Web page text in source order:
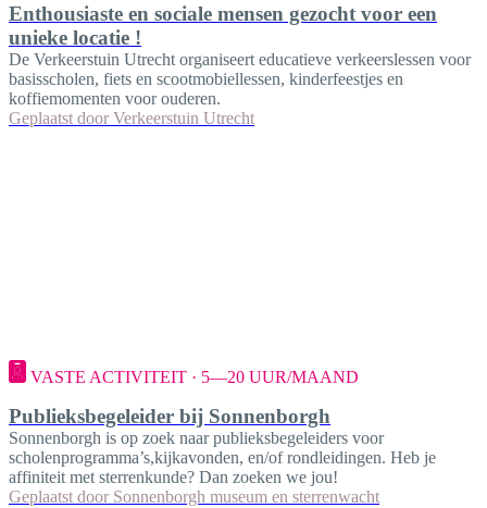
Enthousiaste en sociale mensen gezocht voor een
unieke locatie !
De Verkeerstuin Utrecht organiseert educatieve verkeerslessen voor
basisscholen, fiets en scootmobiellessen, kinderfeestjes en
koffiemomenten voor ouderen.
Geplaatst door Verkeerstuin Utrecht
VASTE ACTIVITEIT · 5—20 UUR/MAAND
Publieksbegeleider bij Sonnenborgh
Sonnenborgh is op zoek naar publieksbegeleiders voor
scholenprogramma’s,kijkavonden, en/of rondleidingen. Heb je
affiniteit met sterrenkunde? Dan zoeken we jou!
Geplaatst door Sonnenborgh museum en sterrenwacht